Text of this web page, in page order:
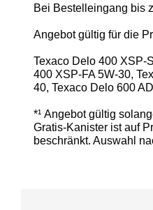
Bei Bestelleingang bis
Angebot gültig für die
Texaco Delo 400 XSP-
400 XSP-FA 5W-30,
40, Texaco Delo 600
*¹ Angebot gültig
Gratis-Kanister ist auf
beschränkt. Auswahl